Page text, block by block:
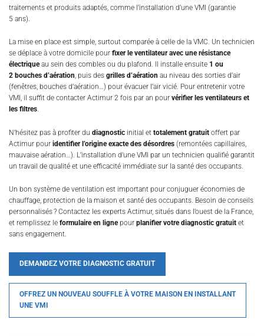
traitements et produits adaptés, comme l’installation d’une VMI (garantie
5 ans).
La mise en place est simple, surtout comparée à celle de la VMC. Un technicien
se déplace à votre domicile pour fixer le ventilateur avec une résistance
électriqueau sein des combles ou du plafond. Il installe ensuite 1 ou
2 bouches d’aération, puis des grilles d’aération au niveau des sorties d’air
(fenêtres, bouches d’aération…) pour évacuer l’air vicié. Pour entretenir votre
VMI, il suffit de contacter Actimur 2 fois par an pour vérifier les ventilateurs et
les filtres.
N’hésitez pas à profiter du diagnostic initial et totalement gratuit offert par
Actimur pour identifier l’origine exacte des désordres (remontées capillaires,
mauvaise aération…). L’installation d’une VMI par un technicien qualifié garantit
un travail de qualité et une efficacité immédiate sur la santé des occupants.
Un bon système de ventilation est important pour conjuguer économies de
chauffage, protection de la maison et santé des occupants. Besoin de conseils
personnalisés ? Contactez les experts Actimur, situés dans l’ouest de la France,
et remplissez le formulaire en lignepour planifier votre diagnostic gratuit et
sans engagement.
DEMANDEZ VOTRE DIAGNOSTIC GRATUIT
OFFREZ UN NOUVEAU SOUFFLE À VOTRE MAISON EN INSTALLANT
UNE VMI